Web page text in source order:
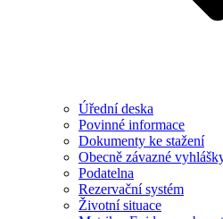
Úřední deska
Povinné informace
Dokumenty ke stažení
Obecně závazné
Podatelna
Rezervační systém
Životní situace